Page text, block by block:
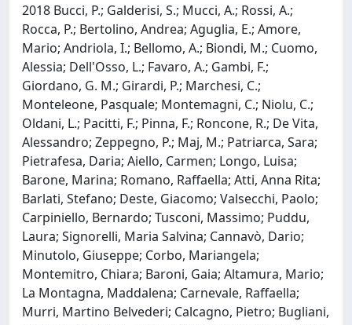
2018 Bucci, P.; Galderisi, S.; Mucci, A.; Rossi, A.;
Rocca, P.; Bertolino, Andrea; Aguglia, E.; Amore,
Mario; Andriola, I.; Bellomo, A.; Biondi, M.; Cuomo,
Alessia; Dell'Osso, L.; Favaro, A.; Gambi, F.;
Giordano, G. M.; Girardi, P.; Marchesi, C.;
Monteleone, Pasquale; Montemagni, C.; Niolu, C.;
Oldani, L.; Pacitti, F.; Pinna, F.; Roncone, R.; De Vita,
Alessandro; Zeppegno, P.; Maj, M.; Patriarca, Sara;
Pietrafesa, Daria; Aiello, Carmen; Longo, Luisa;
Barone, Marina; Romano, Raffaella; Atti, Anna Rita;
Barlati, Stefano; Deste, Giacomo; Valsecchi, Paolo;
Carpiniello, Bernardo; Tusconi, Massimo; Puddu,
Laura; Signorelli, Maria Salvina; Cannavò, Dario;
Minutolo, Giuseppe; Corbo, Mariangela;
Montemitro, Chiara; Baroni, Gaia; Altamura, Mario;
La Montagna, Maddalena; Carnevale, Raffaella;
Murri, Martino Belvederi; Calcagno, Pietro; Bugliani,